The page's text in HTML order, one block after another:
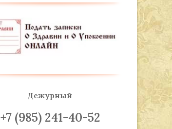
Дежурный
+7 (985) 241-40-52